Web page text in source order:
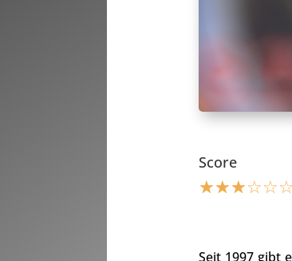
Score
☆☆☆☆☆☆
Seit 1997 gibt